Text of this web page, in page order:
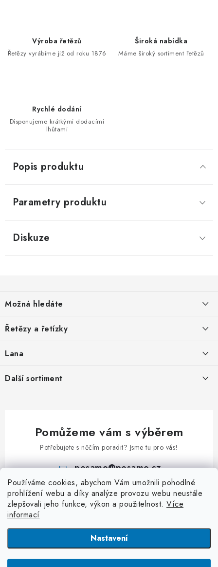
Používáme cookies, abychom Vám umožnili pohodlné
prohlížení webu a díky analýze provozu webu neustále
zlepšovali jeho funkce, výkon a použitelnost. Více
informací
Nastavení
Výroba řetězů
Řetězy vyrábíme již od roku 1876
Široká nabídka
Máme široký sortiment řetězů
Rychlé dodání
Disponujeme krátkými dodacími
lhůtami
Popis produktu
Parametry produktu
Diskuze
p
a
Možná hledáte
O nás
Obchodní podmínky
Řetězy a řetízky
Ozdobné řetězy
Kroucené řetězy
Jednoduché řetězy
Dvojité řetězy
Dopravníkové řetězy
Plastové řetězy
Lana
Ocelová pozinkovaná lana
Příslušenství k lanům
Další sortiment
Klíčové kroužky
S - Háčky
Třmeny a závěsná oka
Závlačky
Dopravníkové řetězy
Pomůžeme vám s výběrem
Potřebujete s něčím poradit? Jsme tu pro vás!
posamo@posamo.cz
+420 466 681 228
Copyright 2026PÖSAMO Řetězárna. Všechna práva vyhrazena.Upravit
nastavení cookies